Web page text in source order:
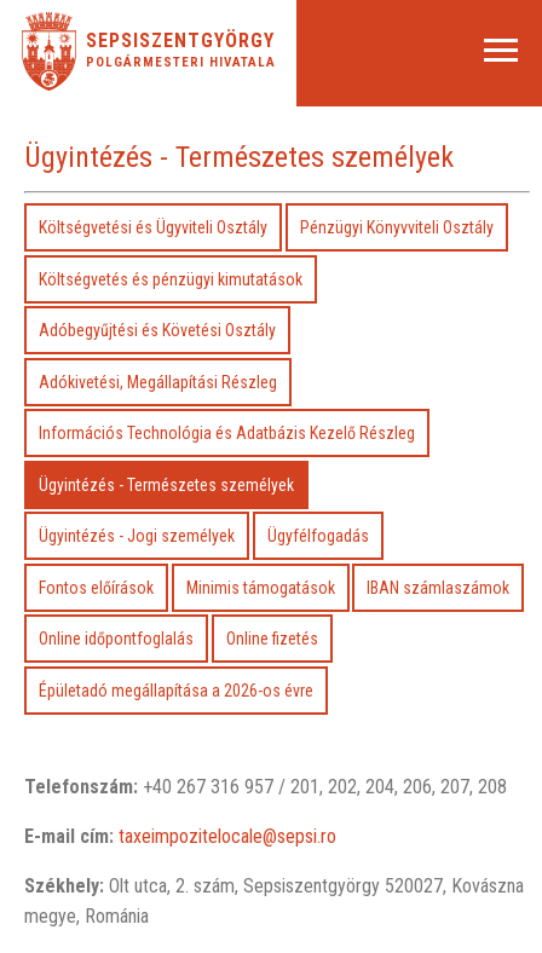
SEPSISZENTGYÖRGY
POLGÁRMESTERI HIVATALA
Ügyintézés - Természetes személyek
Költségvetési és Ügyviteli Osztály Pénzügyi Könyvviteli Osztály
Költségvetés és pénzügyi kimutatások
Adóbegyűjtési és Követési Osztály
Adókivetési, Megállapítási Részleg
Információs Technológia és Adatbázis Kezelő Részleg
Ügyintézés - Természetes személyek
Ügyintézés - Jogi személyek Ügyfélfogadás
Fontos előírások Minimis támogatások IBAN számlaszámok
Online időpontfoglalás Online fizetés
Épületadó megállapítása a 2026-os évre
Telefonszám: +40 267 316 957 / 201, 202, 204, 206, 207, 208
E-mail cím: taxeimpozitelocale@sepsi.ro
Székhely: Olt utca, 2. szám, Sepsiszentgyörgy 520027, Kovászna
megye, Románia